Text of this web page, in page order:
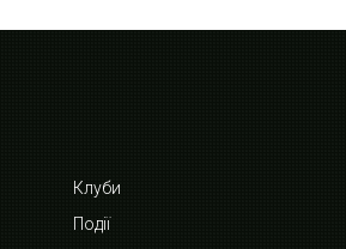
Клуби
Події